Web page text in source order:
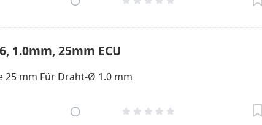
1.0mm, 25mm ECU
25 mm Für Draht-Ø 1.0 mm